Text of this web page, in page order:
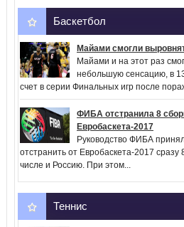
Баскетбол
Майами смогли
Майами и на этот раз
небольшую сенсацию, в
счет в серии Финальных игр после
ФИБА отстранила 8
Евробаскета-2017
Руководство ФИБА
отстранить от Евробаскета-2017 сразу
числе и Россию. При этом...
Теннис